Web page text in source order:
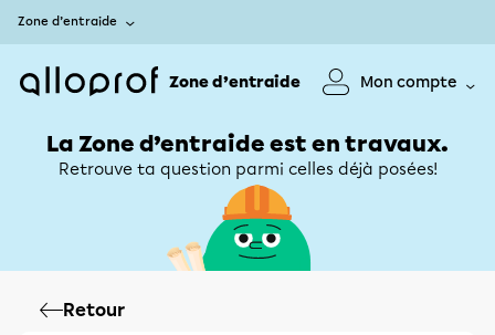
Zone d’entraide
Zone d’entraide Mon compte
La Zone d’entraide est en travaux.
Retrouve ta question parmi celles déjà posées!
Retour